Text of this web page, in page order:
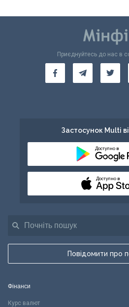
Повідомити про
Приєднуйтесь до нас в
Застосунок Multi
Доступно в
Доступно в
Фінанси
Курс валют